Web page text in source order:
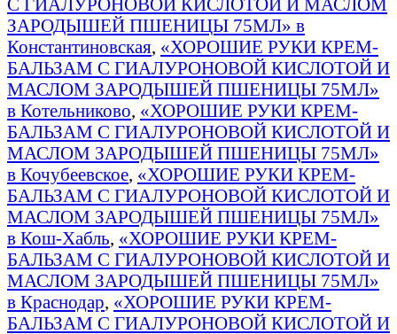
ЗАРОДЫШЕЙ ПШЕНИЦЫ 75МЛ» в
Константиновская, «ХОРОШИЕ РУКИ КРЕМ-
БАЛЬЗАМ С ГИАЛУРОНОВОЙ КИСЛОТОЙ И
МАСЛОМ ЗАРОДЫШЕЙ ПШЕНИЦЫ 75МЛ»
в Котельниково, «ХОРОШИЕ РУКИ КРЕМ-
БАЛЬЗАМ С ГИАЛУРОНОВОЙ КИСЛОТОЙ И
МАСЛОМ ЗАРОДЫШЕЙ ПШЕНИЦЫ 75МЛ»
в Кочубеевское, «ХОРОШИЕ РУКИ КРЕМ-
БАЛЬЗАМ С ГИАЛУРОНОВОЙ КИСЛОТОЙ И
МАСЛОМ ЗАРОДЫШЕЙ ПШЕНИЦЫ 75МЛ»
в Кош-Хабль, «ХОРОШИЕ РУКИ КРЕМ-
БАЛЬЗАМ С ГИАЛУРОНОВОЙ КИСЛОТОЙ И
МАСЛОМ ЗАРОДЫШЕЙ ПШЕНИЦЫ 75МЛ»
в Краснодар, «ХОРОШИЕ РУКИ КРЕМ-
БАЛЬЗАМ С ГИАЛУРОНОВОЙ КИСЛОТОЙ И